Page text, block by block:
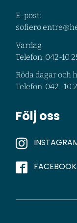
E-post:
Vardag
Telefon: 042-10
Röda dagar och
Telefon: 042- 10
Följ oss
FACEBOOK